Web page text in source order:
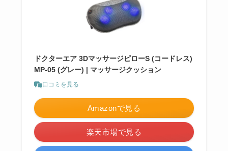
ドクターエア 3DマッサージピローS (コードレス)
MP-05 (グレー) | マッサージクッション
口コミを見る
Amazonで見る
楽天市場で見る